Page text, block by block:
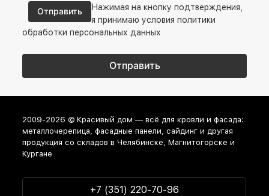
Нажимая на кнопку подтверждения,
я принимаю условияполитики
обработки персональных данных
2009-2026 © Красивый дом — всё для кровли и фасада:
металлочерепица, фасадные панели, сайдинг и другая
продукция со складов в Челябинске, Магнитогорске и
Кургане
+7 (351) 220-70-96